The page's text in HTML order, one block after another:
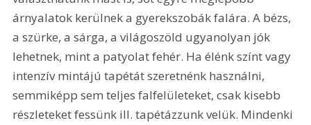
árnyalatok kerülnek a gyerekszobák falára. A bézs,
a szürke, a sárga, a világoszöld ugyanolyan jók
lehetnek, mint a patyolat fehér. Ha élénk színt vagy
intenzív mintájú tapétát szeretnénk használni,
semmiképp sem teljes falfelületeket, csak kisebb
részleteket fessünk ill. tapétázzunk velük. Mindenki